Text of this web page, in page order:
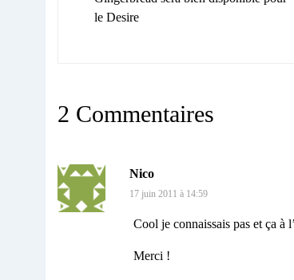
le Desire
2 Commentaires
Nico
17 juin 2011 à 14:59
Cool je connaissais pas et ça à
Merci !